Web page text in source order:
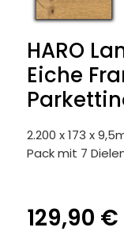
HARO
Eiche
2.200 x 173 x
Pack mit 7
129,90 €